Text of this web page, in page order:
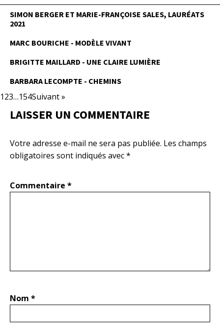
SIMON BERGER ET MARIE-FRANÇOISE SALES, LAURÉATS
2021
MARC BOURICHE - MODÈLE VIVANT
BRIGITTE MAILLARD - UNE CLAIRE LUMIÈRE
BARBARA LECOMPTE - CHEMINS
123…154Suivant »
LAISSER UN COMMENTAIRE
Votre adresse e-mail ne sera pas publiée. Les champs
obligatoires sont indiqués avec*
Commentaire *
Nom *